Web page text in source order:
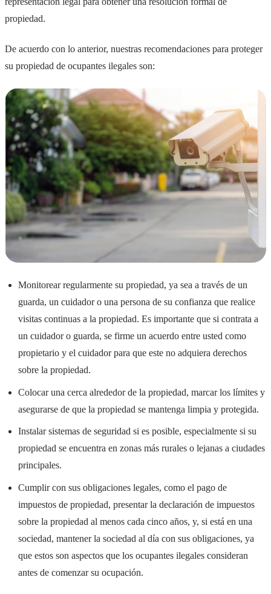
propiedad.
De acuerdo con lo anterior, nuestras recomendaciones para proteger
su propiedad de ocupantes ilegales son:
Monitorear regularmente su propiedad, ya sea a través de un
guarda, un cuidador o una persona de su confianza que realice
visitas continuas a la propiedad. Es importante que si contrata a
un cuidador o guarda, se firme un acuerdo entre usted como
propietario y el cuidador para que este no adquiera derechos
sobre la propiedad.
Colocar una cerca alrededor de la propiedad, marcar los límites y
asegurarse de que la propiedad se mantenga limpia y protegida.
Instalar sistemas de seguridad si es posible, especialmente si su
propiedad se encuentra en zonas más rurales o lejanas a ciudades
principales.
Cumplir con sus obligaciones legales, como el pago de
impuestos de propiedad, presentar la declaración de impuestos
sobre la propiedad al menos cada cinco años, y, si está en una
sociedad, mantener la sociedad al día con sus obligaciones, ya
que estos son aspectos que los ocupantes ilegales consideran
antes de comenzar su ocupación.